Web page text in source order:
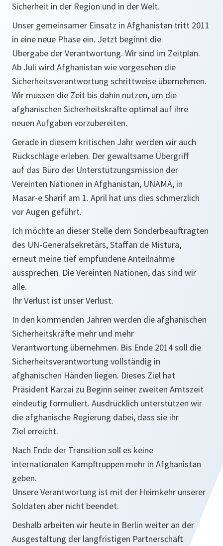
Sicherheit in der Region und in der Welt.
Unser gemeinsamer Einsatz in Afghanistan tritt 2011
in eine neue Phase ein. Jetzt beginnt die
Übergabe der Verantwortung. Wir sind im Zeitplan.
Ab Juli wird Afghanistan wie vorgesehen die
Sicherheitsverantwortung schrittweise übernehmen.
Wir müssen die Zeit bis dahin nutzen, um die
afghanischen Sicherheitskräfte optimal auf ihre
neuen Aufgaben vorzubereiten.
Gerade in diesem kritischen Jahr werden wir auch
Rückschläge erleben. Der gewaltsame Übergriff
auf das Büro der Unterstützungsmission der
Vereinten Nationen in Afghanistan, UNAMA, in
Masar-e Sharif am 1. April hat uns dies schmerzlich
vor Augen geführt.
Ich möchte an dieser Stelle dem Sonderbeauftragten
des UN-Generalsekretärs, Staffan de Mistura,
erneut meine tief empfundene Anteilnahme
aussprechen. Die Vereinten Nationen, das sind wir
alle.
Ihr Verlust ist unser Verlust.
In den kommenden Jahren werden die afghanischen
Sicherheitskräfte mehr und mehr
Verantwortung übernehmen. Bis Ende 2014 soll die
Sicherheitsverantwortung vollständig in
afghanischen Händen liegen. Dieses Ziel hat
Präsident Karzai zu Beginn seiner zweiten Amtszeit
eindeutig formuliert. Ausdrücklich unterstützen wir
die afghanische Regierung dabei, dass sie ihr
Ziel erreicht.
Nach Ende der Transition soll es keine
internationalen Kampftruppen mehr in Afghanistan
geben.
Unsere Verantwortung ist mit der Heimkehr unserer
Soldaten aber nicht beendet.
Deshalb arbeiten wir heute in Berlin weiter an der
Ausgestaltung der langfristigen Partnerschaft